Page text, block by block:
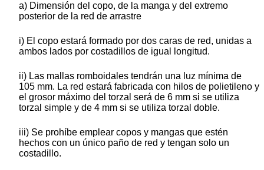
a) Dimensión del copo, de la manga y del extremo
posterior de la red de arrastre
i) El copo estará formado por dos caras de red, unidas a
ambos lados por costadillos de igual longitud.
ii) Las mallas romboidales tendrán una luz mínima de
105 mm. La red estará fabricada con hilos de polietileno y
el grosor máximo del torzal será de 6 mm si se utiliza
torzal simple y de 4 mm si se utiliza torzal doble.
iii) Se prohíbe emplear copos y mangas que estén
hechos con un único paño de red y tengan solo un
costadillo.